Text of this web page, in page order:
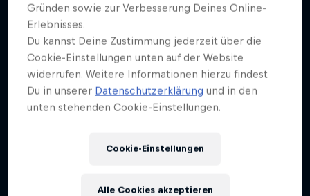
Red Bull Athlet:innen stellen sich
atemberaubenden Herausforderungen
1 Staffel · 10 Folgen
A History of...
Die Ursprünge von Red Bull Sportevents
1 Staffel · 6 Folgen
CLIFFDIVING
Gründen sowie zur Verbesserung Deines Online-
Erlebnisses.
Du kannst Deine Zustimmung jederzeit über die
Cookie-Einstellungen unten auf der Website
widerrufen. Weitere Informationen hierzu findest
Du in unserer Datenschutzerklärung und in den
unten stehenden Cookie-Einstellungen.
Cookie-Einstellungen
Alle Cookies akzeptieren